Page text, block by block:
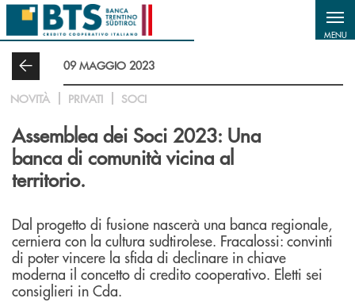
Salta al contenuto principale
MENU
09 MAGGIO 2023
NOVITÀ PRIVATI SOCI
Assemblea dei Soci 2023: Una
banca di comunità vicina al
territorio.
Dal progetto di fusione nascerà una banca regionale,
cerniera con la cultura sudtirolese. Fracalossi: convinti
di poter vincere la sfida di declinare in chiave
moderna il concetto di credito cooperativo. Eletti sei
consiglieri in Cda.